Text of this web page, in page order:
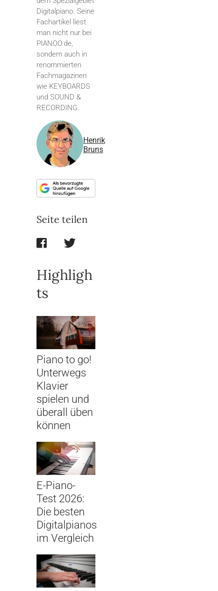
Digitalpiano. Seine
Fachartikel liest
man nicht nur bei
PIANOO.de,
sondern auch in
renommierten
Fachmagazinen
wie KEYBOARDS
und SOUND &
RECORDING.
Henrik
Bruns
Seite teilen
Highligh
ts
Piano to go!
Unterwegs
Klavier
spielen und
überall üben
können
E-Piano-
Test 2026:
Die besten
Digitalpianos
im Vergleich